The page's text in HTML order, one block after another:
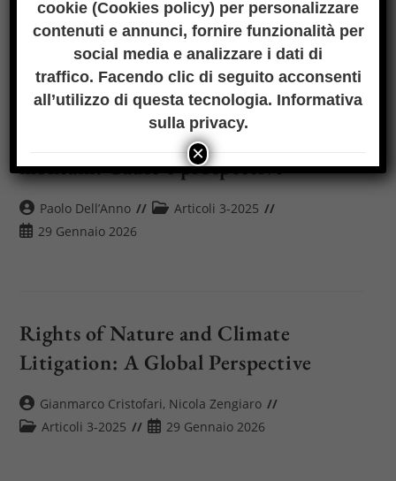
Articolo
pubblicato:
29 Gennaio 2026
I borghi da (piccole) capitali a
periferie. Lo spopolamento dei centri
montani. Cause e prospettive
Autore
dell'articolo:
Paolo Dell’Anno
Categoria
Articoli 3-2025
Articolo
29 Gennaio 2026
Rights of Nature and Climate
Litigation: A Global Perspective
Autore
dell'articolo:
Gianmarco Cristofari, Nicola Zengiaro
Categoria
Articoli 3-2025
Articolo
29 Gennaio 2026
cookie (Cookies policy) per personalizzare
contenuti e annunci, fornire funzionalità per
social media e analizzare i dati di
traffico. Facendo clic di seguito acconsenti
all’utilizzo di questa tecnologia. Informativa
sulla privacy.
×